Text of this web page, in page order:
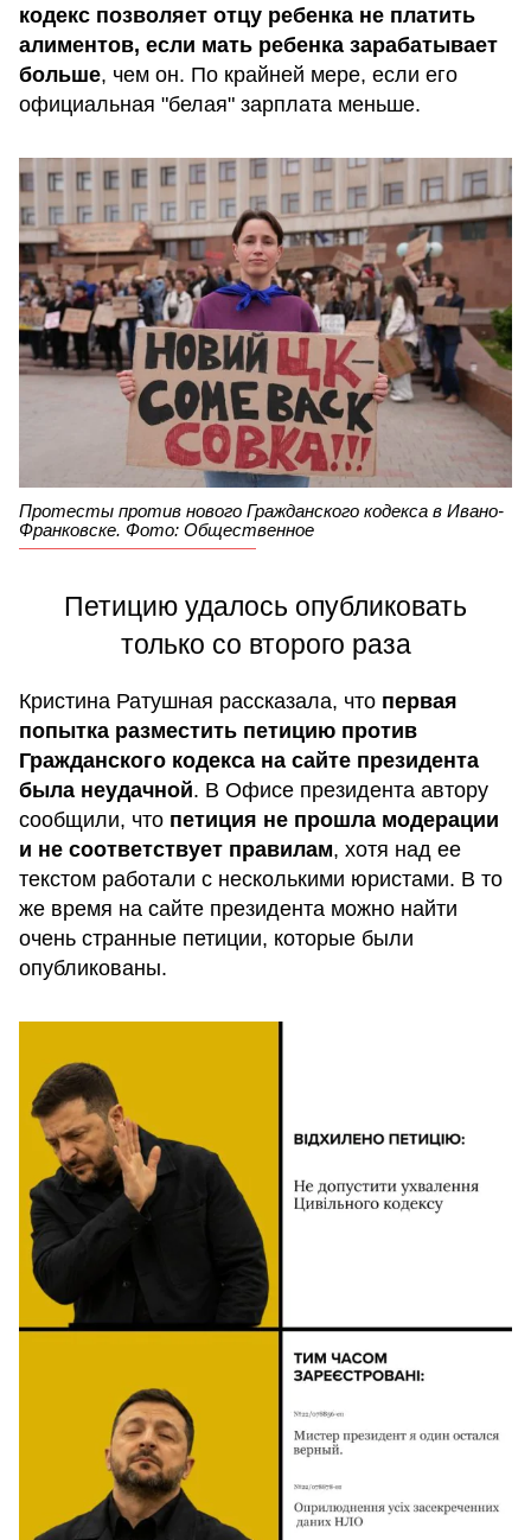
кодекс позволяет отцу ребенка не платить
алиментов, если мать ребенка зарабатывает
больше, чем он. По крайней мере, если его
официальная "белая" зарплата меньше.
Протесты против нового Гражданского кодекса в Ивано-
Франковске. Фото: Общественное
Петицию удалось опубликовать
только со второго раза
Кристина Ратушная рассказала, что первая
попытка разместить петицию против
Гражданского кодекса на сайте президента
была неудачной. В Офисе президента автору
сообщили, что петиция не прошла модерации
и не соответствует правилам, хотя над ее
текстом работали с несколькими юристами. В то
же время на сайте президента можно найти
очень странные петиции, которые были
опубликованы.